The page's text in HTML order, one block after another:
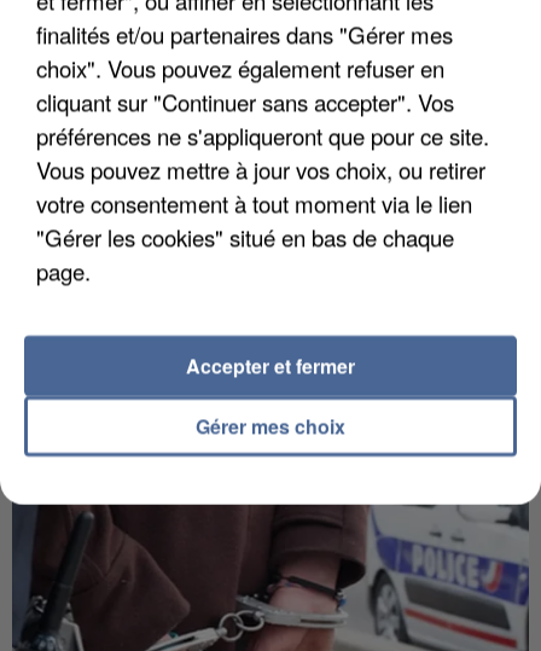
APRÈS TOUTES CES CANICULES, LES REFUGES
DE FAUNE SAUVAGE SONT...
finalités et/ou partenaires dans "Gérer mes
choix". Vous pouvez également refuser en
cliquant sur "Continuer sans accepter". Vos
préférences ne s'appliqueront que pour ce site.
Vous pouvez mettre à jour vos choix, ou retirer
votre consentement à tout moment via le lien
"Gérer les cookies" situé en bas de chaque
page.
Gérer mes choix
Accepter et fermer